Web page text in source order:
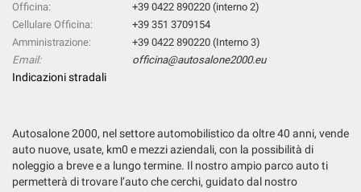
Officina:
+39 0422 890220 (interno 2)
Cellulare Officina:
+39 351 3709154
Amministrazione:
+39 0422 890220 (Interno 3)
Email:
officina@autosalone2000.eu
Indicazioni stradali
Autosalone 2000, nel settore automobilistico da oltre 40 anni, vende
auto nuove, usate, km0 e mezzi aziendali, con la possibilità di
noleggio a breve e a lungo termine. Il nostro ampio parco auto ti
permetterà di trovare l’auto che cerchi, guidato dal nostro